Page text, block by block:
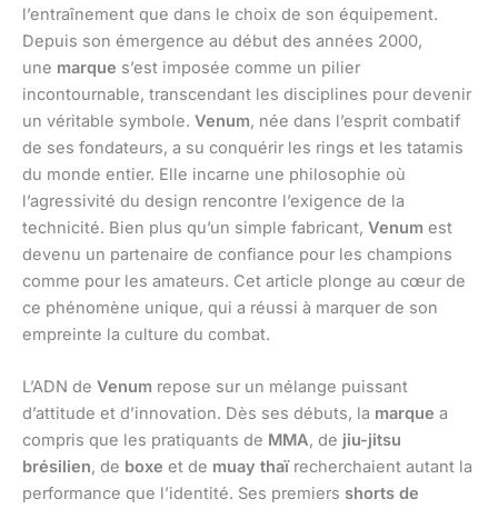
l’entraînement que dans le choix de son équipement.
Depuis son émergence au début des années 2000,
une marque s’est imposée comme un pilier
incontournable, transcendant les disciplines pour devenir
un véritable symbole. Venum, née dans l’esprit combatif
de ses fondateurs, a su conquérir les rings et les tatamis
du monde entier. Elle incarne une philosophie où
l’agressivité du design rencontre l’exigence de la
technicité. Bien plus qu’un simple fabricant, Venum est
devenu un partenaire de confiance pour les champions
comme pour les amateurs. Cet article plonge au cœur de
ce phénomène unique, qui a réussi à marquer de son
empreinte la culture du combat.
L’ADN de Venum repose sur un mélange puissant
d’attitude et d’innovation. Dès ses débuts, la marque a
compris que les pratiquants de MMA, de jiu-jitsu
brésilien, de boxe et de muay thaïrecherchaient autant la
performance que l’identité. Ses premiers shorts de